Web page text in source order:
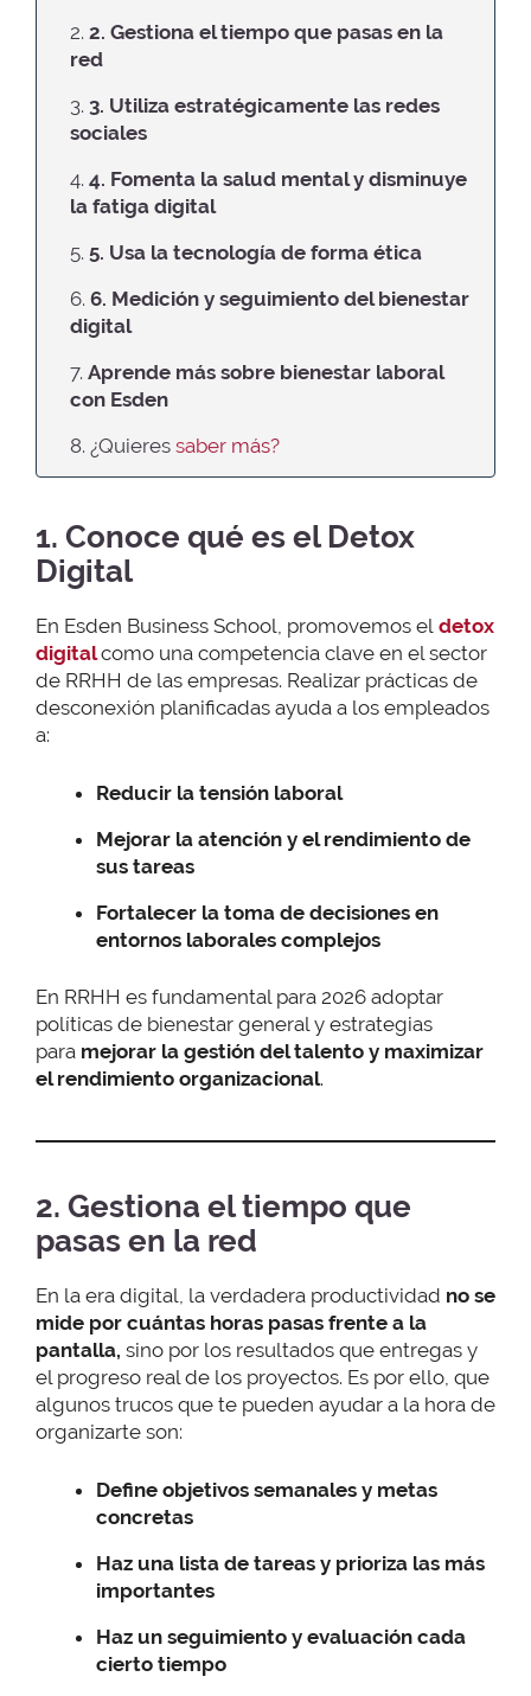
2. 2. Gestiona el tiempo que pasas en la
red
3. 3. Utiliza estratégicamente las redes
sociales
4. 4. Fomenta la salud mental y disminuye
la fatiga digital
5. 5. Usa la tecnología de forma ética
6. 6. Medición y seguimiento del bienestar
digital
7. Aprende más sobre bienestar laboral
con Esden
8. ¿Quieres saber más?
1. Conoce qué es el Detox
Digital
En Esden Business School, promovemos el detox
digitalcomo una competencia clave en el sector
de RRHH de las empresas. Realizar prácticas de
desconexión planificadas ayuda a los empleados
a:
Reducir la tensión laboral
Mejorar la atención y el rendimiento de
sus tareas
Fortalecer la toma de decisiones en
entornos laborales complejos
En RRHH es fundamental para 2026 adoptar
políticas de bienestar general y estrategias
para mejorar la gestión del talento y maximizar
el rendimiento organizacional.
2. Gestiona el tiempo que
pasas en la red
En la era digital, la verdadera productividad no se
mide por cuántas horas pasas frente a la
pantalla, sino por los resultados que entregas y
el progreso real de los proyectos. Es por ello, que
algunos trucos que te pueden ayudar a la hora de
organizarte son:
Define objetivos semanales y metas
concretas
Haz una lista de tareas y prioriza las más
importantes
Haz un seguimiento y evaluación cada
cierto tiempo